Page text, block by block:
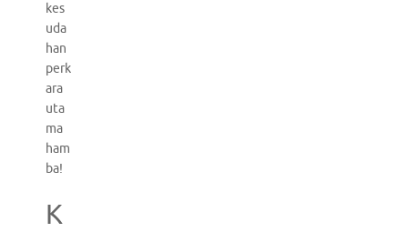
kes
uda
han
perk
ara
uta
ma
ham
ba!
K